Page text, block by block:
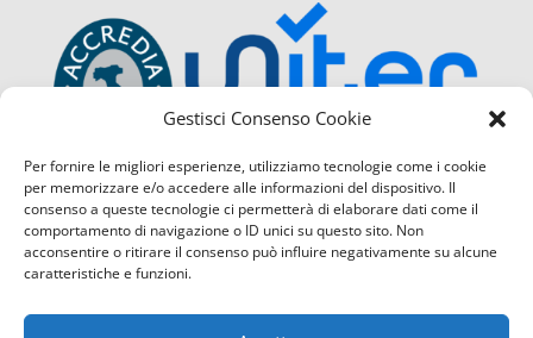
Gestisci Consenso Cookie
Per fornire le migliori esperienze, utilizziamo tecnologie come i cookie
per memorizzare e/o accedere alle informazioni del dispositivo. Il
consenso a queste tecnologie ci permetterà di elaborare dati come il
comportamento di navigazione o ID unici su questo sito. Non
acconsentire o ritirare il consenso può influire negativamente su alcune
caratteristiche e funzioni.